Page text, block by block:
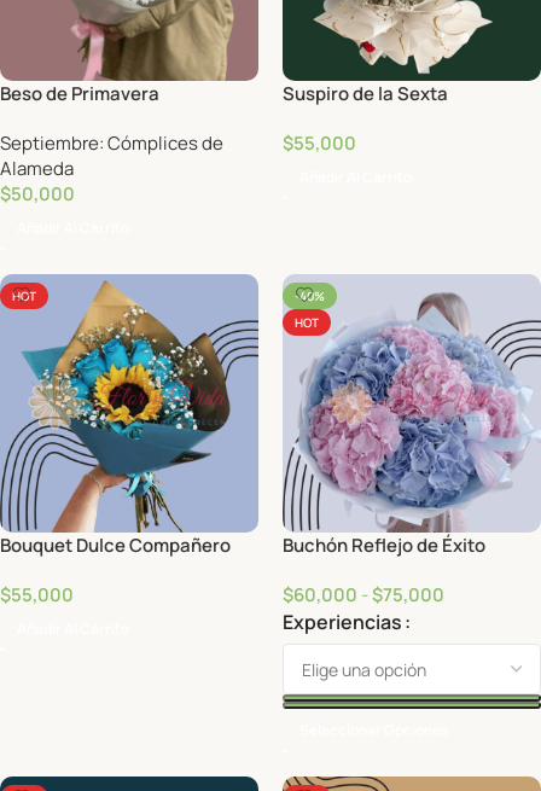
Beso de Primavera
Septiembre: Cómplices de
Alameda
$50,000
Suspiro de la Sexta
$55,000
HOT
Bouquet Dulce Compañero
$55,000
-40%
HOT
Buchón Reflejo de Éxito
$60,000 -$75,000
Experiencias